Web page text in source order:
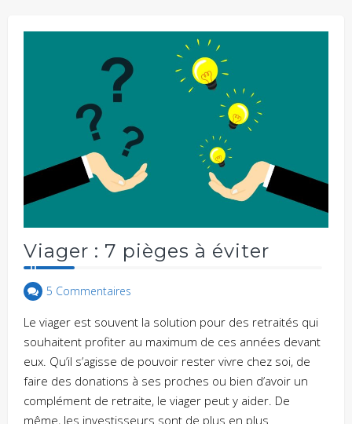
Viager : 7 pièges à éviter
5 Commentaires
Le viager est souvent la solution pour des retraités qui
souhaitent profiter au maximum de ces années devant
eux. Qu’il s’agisse de pouvoir rester vivre chez soi, de
faire des donations à ses proches ou bien d’avoir un
complément de retraite, le viager peut y aider. De
même, les investisseurs sont de plus en plus